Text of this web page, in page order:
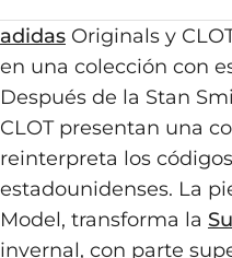
adidas Originals y
en una colección con
Después de la Stan
CLOT presentan una
reinterpreta los
estadounidenses. La
Model, transforma la
invernal, con parte